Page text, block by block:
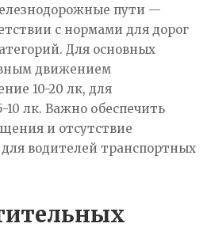
пути —
с нормами для дорог
Для основных
движением
10-20 лк, для
лк. Важно обеспечить
и отсутствие
водителей транспортных